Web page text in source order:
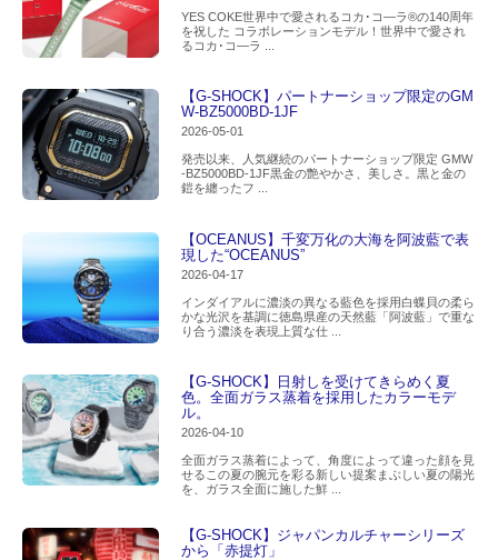
YES COKE世界中で愛されるコカ･コ―ラ®の140周年
を祝した コラボレーションモデル！世界中で愛され
るコカ･コ―ラ ...
【G-SHOCK】パートナーショップ限定のGM
W-BZ5000BD-1JF
2026-05-01
発売以来、人気継続のパートナーショップ限定 GMW
-BZ5000BD-1JF黒金の艶やかさ、美しさ。黒と金の
鎧を纏ったフ ...
【OCEANUS】千変万化の大海を阿波藍で表
現した“OCEANUS”
2026-04-17
インダイアルに濃淡の異なる藍色を採用白蝶貝の柔ら
かな光沢を基調に徳島県産の天然藍「阿波藍」で重な
り合う濃淡を表現上質な仕 ...
【G-SHOCK】日射しを受けてきらめく夏
色。全面ガラス蒸着を採用したカラーモデ
ル。
2026-04-10
全面ガラス蒸着によって、角度によって違った顔を見
せるこの夏の腕元を彩る新しい提案まぶしい夏の陽光
を、ガラス全面に施した鮮 ...
【G-SHOCK】ジャパンカルチャーシリーズ
から「赤提灯」